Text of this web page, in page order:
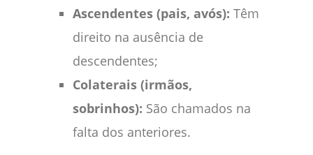
Ascendentes (pais, avós): Têm
direito na ausência de
descendentes;
Colaterais (irmãos,
sobrinhos): São chamados na
falta dos anteriores.